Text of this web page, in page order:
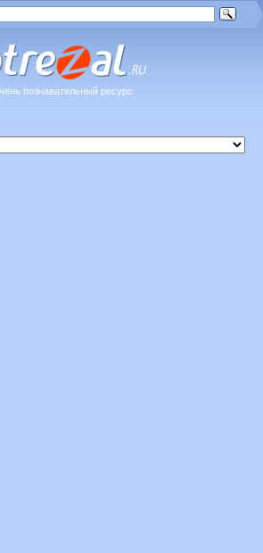
познавательный ресурс